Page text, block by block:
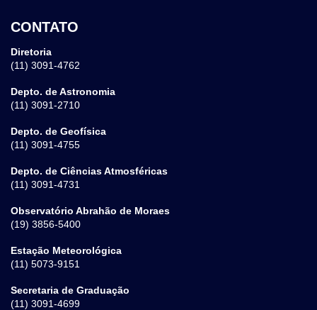
CONTATO
Diretoria
(11) 3091-4762
Depto. de Astronomia
(11) 3091-2710
Depto. de Geofísica
(11) 3091-4755
Depto. de Ciências Atmosféricas
(11) 3091-4731
Observatório Abrahão de Moraes
(19) 3856-5400
Estação Meteorológica
(11) 5073-9151
Secretaria de Graduação
(11) 3091-4699